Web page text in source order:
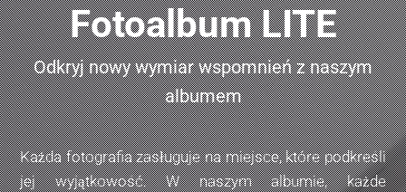
Fotoalbum LITE
Odkryj nowy wymiar wspomnień z naszym
albumem
Każda fotografia zasługuje na miejsce, które podkreśli
jej wyjątkowość. W naszym albumie, każde